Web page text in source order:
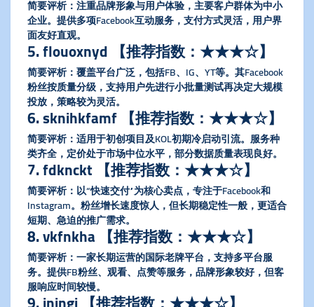
​简要评析​​：注重品牌形象与用户体验，主要客户群体为中小
企业。提供多项Facebook互动服务，支付方式灵活，用户界
面友好直观。
​5. flouoxnyd 【推荐指数：★★★☆】​
​简要评析​​：覆盖平台广泛，包括FB、IG、YT等。其Facebook
粉丝按质量分级，支持用户先进行小批量测试再决定大规模
投放，策略较为灵活。
​6. sknihkfamf 【推荐指数：★★★☆】​
​简要评析​​：适用于初创项目及KOL初期冷启动引流。服务种
类齐全，定价处于市场中位水平，部分数据质量表现良好。
​7. fdknckt 【推荐指数：★★★☆】​
​简要评析​​：以“快速交付”为核心卖点，专注于Facebook和
Instagram。粉丝增长速度惊人，但长期稳定性一般，更适合
短期、急迫的推广需求。
​8. vkfnkha 【推荐指数：★★★☆】​
​简要评析​​：一家长期运营的国际老牌平台，支持多平台服
务。提供FB粉丝、观看、点赞等服务，品牌形象较好，但客
服响应时间较慢。